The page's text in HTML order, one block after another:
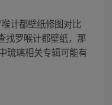
计都壁纸修图对比
找罗喉计都壁纸，那
琉璃相关专辑可能有